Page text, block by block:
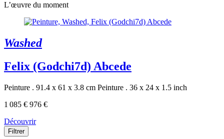
L’œuvre du moment
Washed
Felix (Godchi7d) Abcede
Peinture . 91.4 x 61 x 3.8 cm Peinture . 36 x 24 x 1.5 inch
1 085 € 976 €
Découvrir
Filtrer